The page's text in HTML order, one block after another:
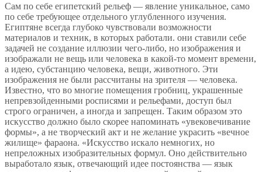
Сам по себе египетский рельеф — явление уникальное, само
по себе требующее отдельного углубленного изучения.
Египтяне всегда глубоко чувствовали возможности
материалов и техник, в которых работали. они ставили себе
задачей не создание иллюзии чего-либо, но изображения и
изображали не вещь или человека в какой-то момент времени,
а идею, субстанцию человека, вещи, животного. Эти
изображения не были рассчитаны на зрителя — человека.
Известно, что во многие помещения гробниц, украшенные
непревзойденными росписями и рельефами, доступ был
строго ограничен, а иногда и запрещен. Таким образом это
искусство должно было скорее напоминать «увековечивание
формы», а не творческий акт и не желание украсить «вечное
жилище» фараона. «Искусство искало немногих, но
непреложных изобразительных формул. Оно действительно
выработало язык, отвечающий идее постоянства — язык